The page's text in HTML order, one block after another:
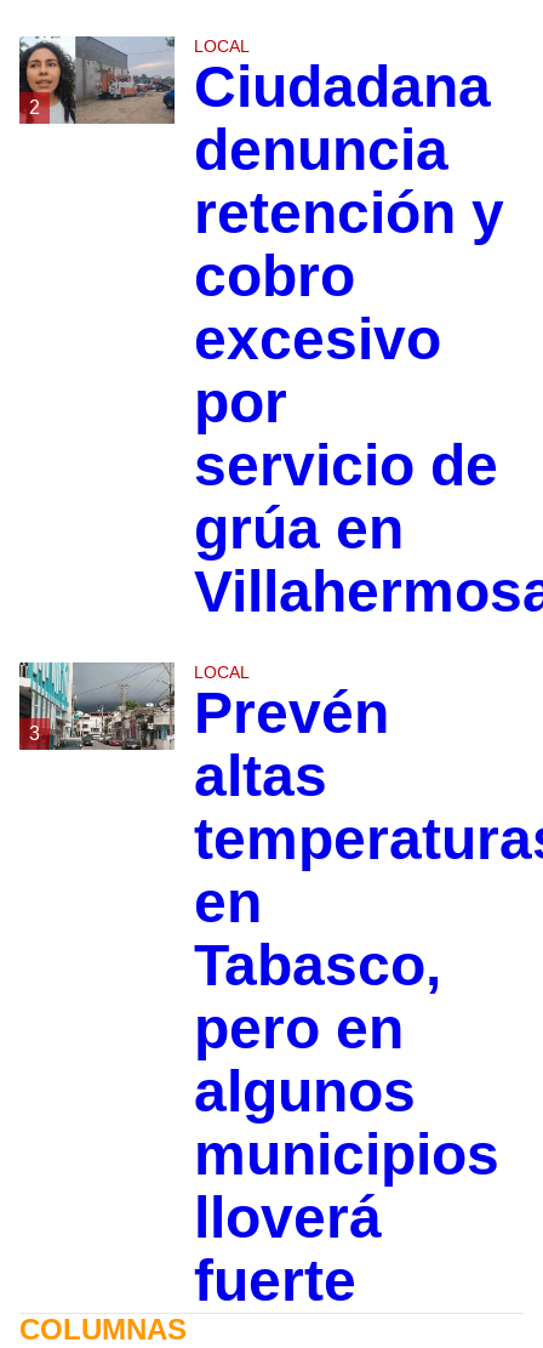
2
LOCAL
Ciudadana
denuncia
retención y
cobro
excesivo
por
servicio de
grúa en
3
LOCAL
Prevén
altas
en
Tabasco,
pero en
algunos
municipios
lloverá
fuerte
COLUMNAS